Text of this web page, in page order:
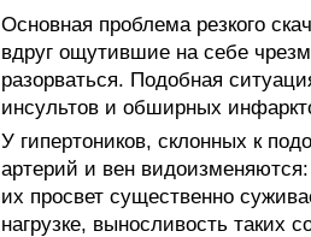
Основная проблема резкого
вдруг ощутившие на себе
разорваться. Подобная
инсультов и обширных
У гипертоников, склонных к
артерий и вен
их просвет существенно
нагрузке, выносливость таких